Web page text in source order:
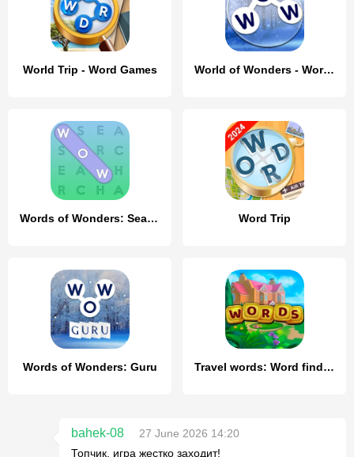
World Trip - Word Games World of Wonders - Word Games
Words of Wonders: Search Word Trip
Words of Wonders: Guru Travel words: Word find games
bahek-08
27 June 2026 14:20
Топчик, игра жестко заходит!